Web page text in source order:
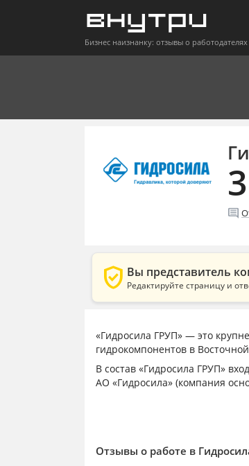
Бизнес наизнанку: отзывы о работодателях
comment
verified_user Вы представитель
Редактируйте страницу и
«Гидросила ГРУП» — это
гидрокомпонентов в
В состав «Гидросила ГРУП»
АО «Гидросила» (компания
ЧАО «Гидросила АПМ» —
ООО «Гидросила БЕЛАР» (г.
Отзывы о работе в